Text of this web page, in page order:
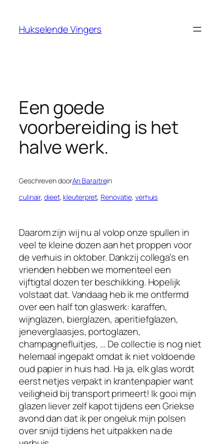
Hukselende Vingers
Een goede
voorbereiding is het
halve werk.
Geschreven doorAn Baraitrein
culinair, dieet, kleuterpret, Renovatie, verhuis
Daarom zijn wij nu al volop onze spullen in
veel te kleine dozen aan het proppen voor
de verhuis in oktober. Dankzij collega’s en
vrienden hebben we momenteel een
vijftigtal dozen ter beschikking. Hopelijk
volstaat dat. Vandaag heb ik me ontfermd
over een half ton glaswerk: karaffen,
wijnglazen, bierglazen, aperitiefglazen,
jeneverglaasjes, portoglazen,
champagnefluitjes, … De collectie is nog niet
helemaal ingepakt omdat ik niet voldoende
oud papier in huis had. Ha ja, elk glas wordt
eerst netjes verpakt in krantenpapier want
veiligheid bij transport primeert! Ik gooi mijn
glazen liever zelf kapot tijdens een Griekse
avond dan dat ik per ongeluk mijn polsen
over snijd tijdens het uitpakken na de